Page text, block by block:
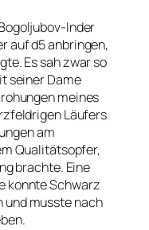
Inder
auf d5 anbringen,
Es sah zwar so
seiner Dame
meines
Läufers
am
Qualitätsopfer,
brachte. Eine
konnte Schwarz
und musste nach